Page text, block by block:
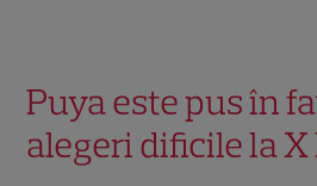
Puya este pus în
alegeri dificile la